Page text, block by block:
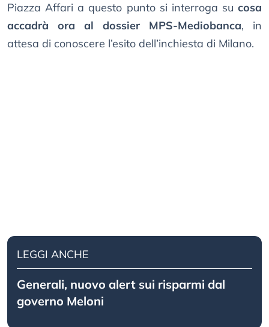
Piazza Affari a questo punto si interroga su cosa
accadrà ora al dossier MPS-Mediobanca, in
attesa di conoscere l’esito dell’inchiesta di Milano.
LEGGI ANCHE
Generali, nuovo alert sui risparmi dal
governo Meloni